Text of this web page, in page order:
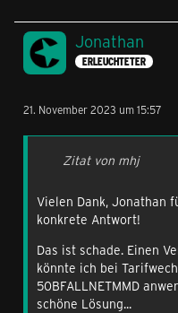
Jonathan
ERLEUCHTETER
21. November 2023 um 15:57
Zitat von mhj
Vielen Dank, Jonathan
konkrete Antwort!
Das ist schade. Einen
könnte ich bei
50BFALLNETMMD
schöne Lösung...